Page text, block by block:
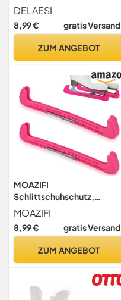
Kufenschoner Eiskunstlauf
Verstellbarer
Schlittschuhschutz mit
Kufenschutz Eiskunstlauf
DELAESI
8,99 € gratis Versand
ZUM ANGEBOT
MOAZIFI
Schlittschuhschutz,
Kufenschoner
Schlittschuhe,
Kufenschoner, Eiskunstlauf
Eiskunstlauf, Eiskunstlauf
Schoner, Kufenschoner
Schlittschuhe Kinder
MOAZIFI
8,99 € gratis Versand
ZUM ANGEBOT